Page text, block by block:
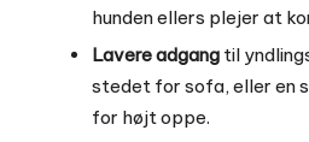
hunden ellers plejer at
Lavere adgang til
stedet for sofa, eller en
for højt oppe.